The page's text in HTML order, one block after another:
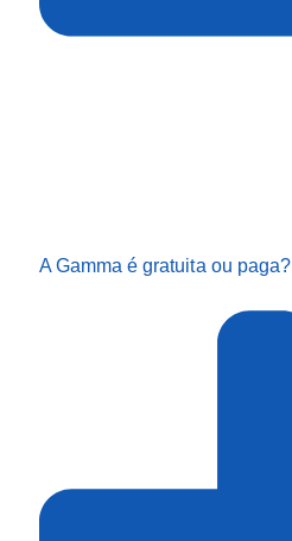
A Gamma é gratuita ou paga?